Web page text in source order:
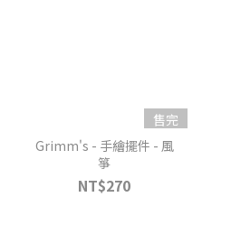
售完
Grimm's - 手繪擺件 - 風
箏
NT$270